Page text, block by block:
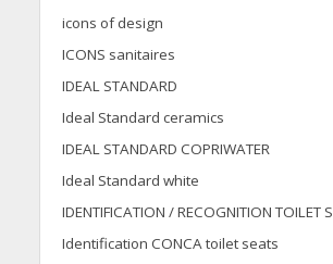
icons of design
ICONS sanitaires
IDEAL STANDARD
Ideal Standard ceramics
IDEAL STANDARD COPRIWATER
Ideal Standard white
IDENTIFICATION / RECOGNITION TOILET
Identification CONCA toilet seats